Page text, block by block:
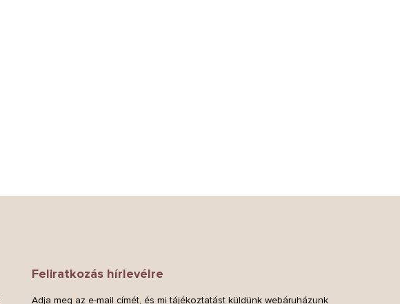
Feliratkozás hírlevélre
Adja meg az e-mail címét, és mi tájékoztatást küldünk webáruházunk